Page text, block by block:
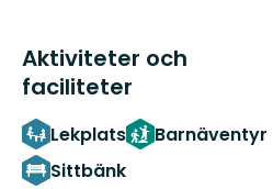
Aktiviteter och
faciliteter
Lekplats
Barnäventyr
Sittbänk